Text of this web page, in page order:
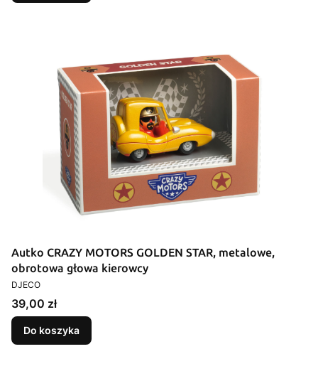
Autko CRAZY MOTORS GOLDEN STAR, metalowe,
obrotowa głowa kierowcy
PRODUCENT
DJECO
Cena
39,00 zł
Do koszyka